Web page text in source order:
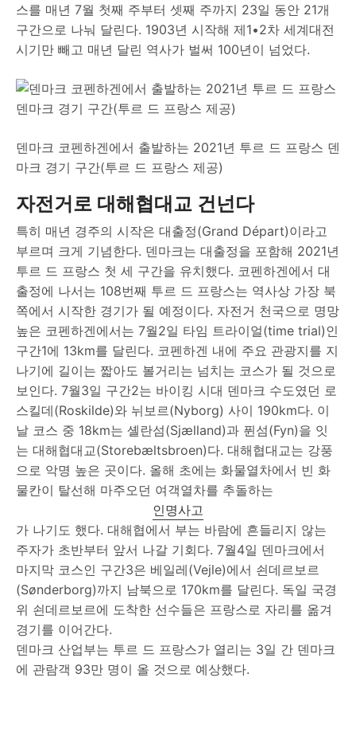
스를 매년 7월 첫째 주부터 셋째 주까지 23일 동안 21개
구간으로 나눠 달린다. 1903년 시작해 제1•2차 세계대전
시기만 빼고 매년 달린 역사가 벌써 100년이 넘었다.
덴마크 코펜하겐에서 출발하는 2021년 투르 드 프랑스 덴
마크 경기 구간(투르 드 프랑스 제공)
자전거로 대해협대교 건넌다
특히 매년 경주의 시작은 대출정(Grand Départ)이라고
부르며 크게 기념한다. 덴마크는 대출정을 포함해 2021년
투르 드 프랑스 첫 세 구간을 유치했다. 코펜하겐에서 대
출정에 나서는 108번째 투르 드 프랑스는 역사상 가장 북
쪽에서 시작한 경기가 될 예정이다. 자전거 천국으로 명망
높은 코펜하겐에서는 7월2일 타임 트라이얼(time trial)인
구간1에 13km를 달린다. 코펜하겐 내에 주요 관광지를 지
나기에 길이는 짧아도 볼거리는 넘치는 코스가 될 것으로
보인다. 7월3일 구간2는 바이킹 시대 덴마크 수도였던 로
스킬데(Roskilde)와 뉘보르(Nyborg) 사이 190km다. 이
날 코스 중 18km는 셸란섬(Sjælland)과 퓐섬(Fyn)을 잇
는 대해협대교(Storebæltsbroen)다. 대해협대교는 강풍
으로 악명 높은 곳이다. 올해 초에는 화물열차에서 빈 화
물칸이 탈선해 마주오던 여객열차를 추돌하는
인명사고
가 나기도 했다. 대해협에서 부는 바람에 흔들리지 않는
주자가 초반부터 앞서 나갈 기회다. 7월4일 덴마크에서
마지막 코스인 구간3은 베일레(Vejle)에서 쇤데르보르
(Sønderborg)까지 남북으로 170km를 달린다. 독일 국경
위 쇤데르보르에 도착한 선수들은 프랑스로 자리를 옮겨
경기를 이어간다.
덴마크 산업부는 투르 드 프랑스가 열리는 3일 간 덴마크
에 관람객 93만 명이 올 것으로 예상했다.